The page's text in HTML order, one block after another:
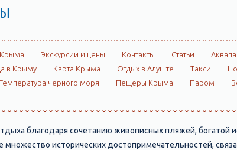
Экскурсии и цены Контакты Статьи
в Крыму Карта Крыма Отдых в Алуште Такси
черного моря Пещеры Крыма Паром
благодаря сочетанию живописных пляжей, богатой
множество исторических достопримечательностей,